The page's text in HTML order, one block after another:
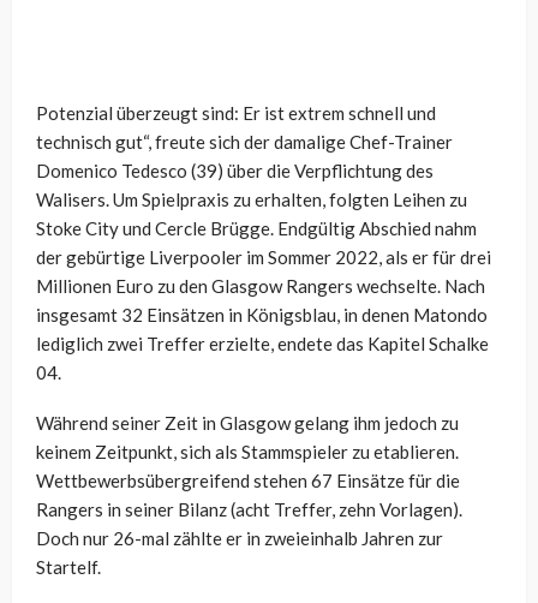
Potenzial überzeugt sind: Er ist extrem schnell und
technisch gut“, freute sich der damalige Chef-Trainer
Domenico Tedesco (39) über die Verpflichtung des
Walisers. Um Spielpraxis zu erhalten, folgten Leihen zu
Stoke City und Cercle Brügge. Endgültig Abschied nahm
der gebürtige Liverpooler im Sommer 2022, als er für drei
Millionen Euro zu den Glasgow Rangers wechselte. Nach
insgesamt 32 Einsätzen in Königsblau, in denen Matondo
lediglich zwei Treffer erzielte, endete das Kapitel Schalke
04.
Während seiner Zeit in Glasgow gelang ihm jedoch zu
keinem Zeitpunkt, sich als Stammspieler zu etablieren.
Wettbewerbsübergreifend stehen 67 Einsätze für die
Rangers in seiner Bilanz (acht Treffer, zehn Vorlagen).
Doch nur 26-mal zählte er in zweieinhalb Jahren zur
Startelf.